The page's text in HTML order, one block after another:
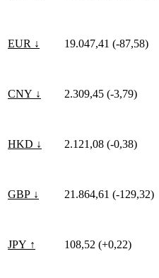
EUR ↓ 19.047,41 (-87,58)
CNY ↓ 2.309,45 (-3,79)
HKD ↓ 2.121,08 (-0,38)
GBP ↓ 21.864,61 (-129,32)
JPY ↑ 108,52 (+0,22)